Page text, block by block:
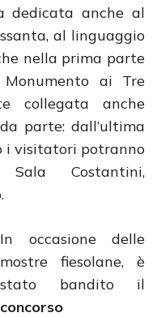
dedicata anche al
al linguaggio
nella prima parte
ai Tre
collegata anche
parte: dall’ultima
i visitatori potranno
Costantini,
In occasione delle
mostre fiesolane, è
stato bandito il
concorso